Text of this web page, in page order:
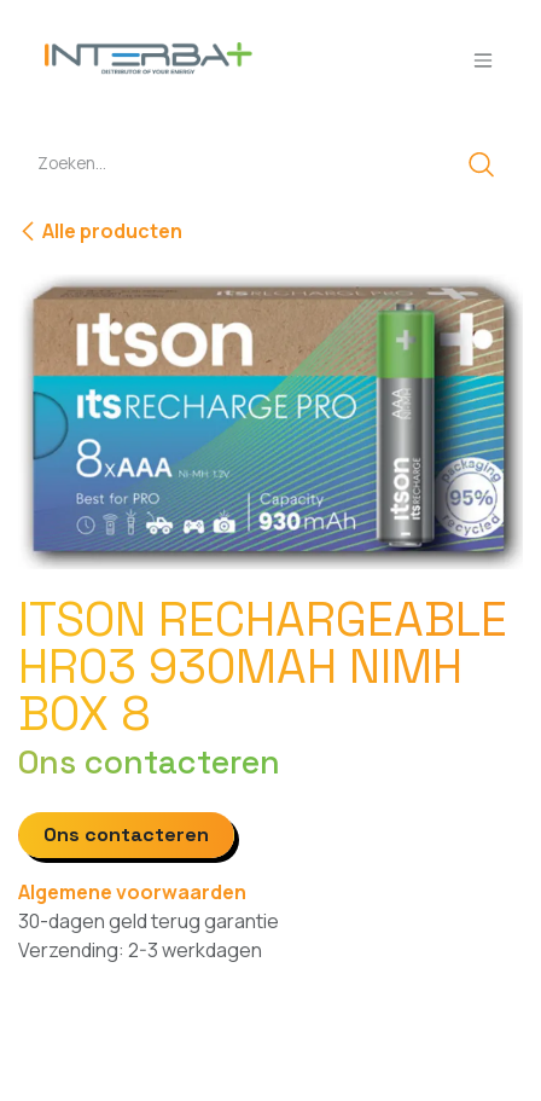
Alle producten
ITSON RECHARGEABLE
HR03 930MAH NIMH
BOX 8
Ons contacteren
Ons contacteren
Algemene voorwaarden
30-dagen geld terug garantie
Verzending: 2-3 werkdagen